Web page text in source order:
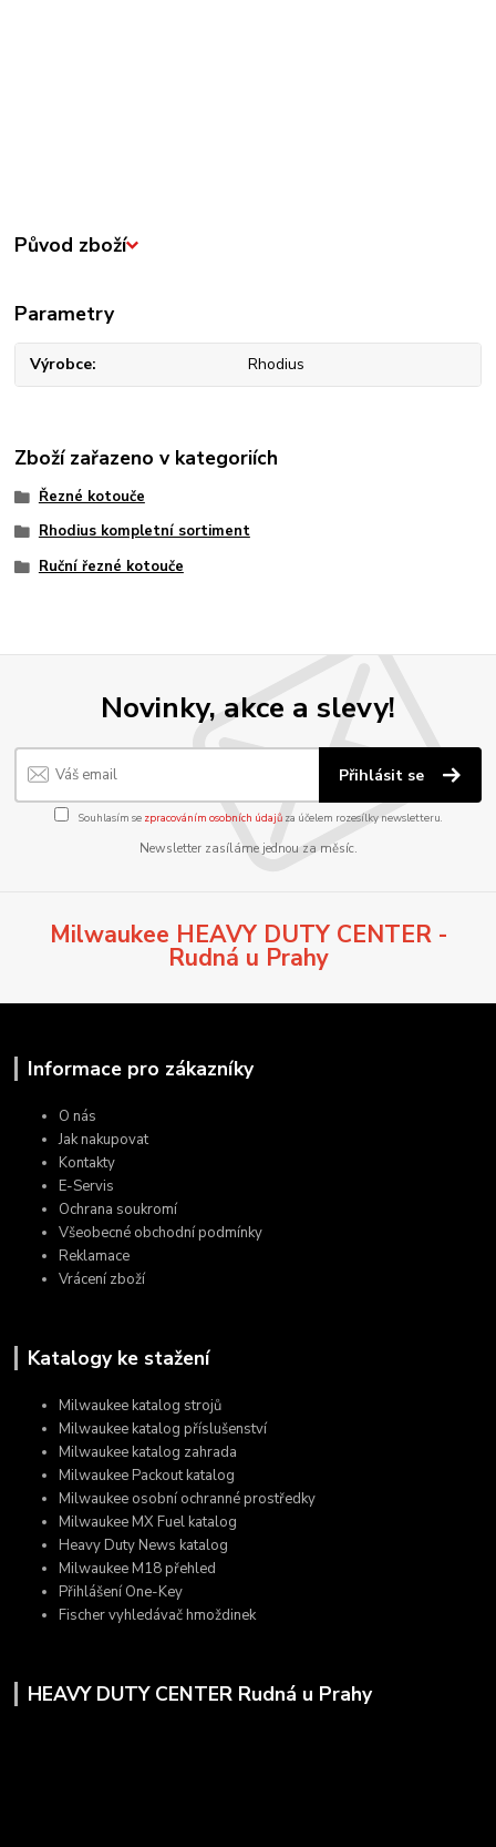
Původ zboží
Parametry
Výrobce Rhodius
Zboží zařazeno v kategoriích
Řezné kotouče
Rhodius kompletní sortiment
Ruční řezné kotouče
Novinky, akce a slevy!
Přihlásit se
Souhlasím se zpracováním osobních údajůza účelem rozesílky newsletteru.
Newsletter zasíláme jednou za měsíc.
Milwaukee HEAVY DUTY CENTER -
Rudná u Prahy
Informace pro zákazníky
O nás
Jak nakupovat
Kontakty
E-Servis
Ochrana soukromí
Všeobecné obchodní podmínky
Reklamace
Vrácení zboží
Katalogy ke stažení
Milwaukee katalog strojů
Milwaukee katalog příslušenství
Milwaukee katalog zahrada
Milwaukee Packout katalog
Milwaukee osobní ochranné prostředky
Milwaukee MX Fuel katalog
Heavy Duty News katalog
Milwaukee M18 přehled
Přihlášení One-Key
Fischer vyhledávač hmoždinek
HEAVY DUTY CENTER Rudná u Prahy